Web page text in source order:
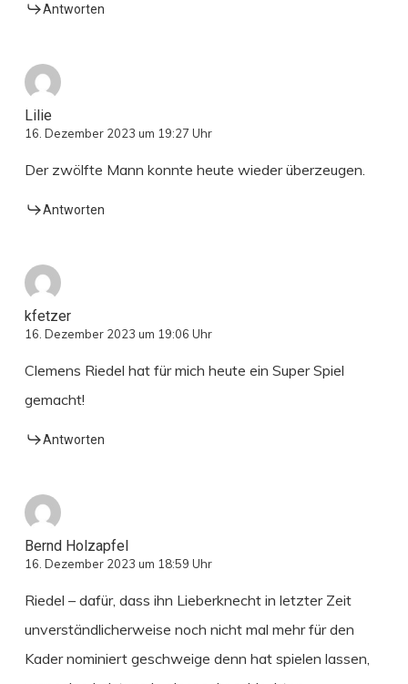
Antworten
Lilie
16. Dezember 2023 um 19:27 Uhr
Der zwölfte Mann konnte heute wieder überzeugen.
Antworten
kfetzer
16. Dezember 2023 um 19:06 Uhr
Clemens Riedel hat für mich heute ein Super Spiel
gemacht!
Antworten
Bernd Holzapfel
16. Dezember 2023 um 18:59 Uhr
Riedel – dafür, dass ihn Lieberknecht in letzter Zeit
unverständlicherweise noch nicht mal mehr für den
Kader nominiert geschweige denn hat spielen lassen,